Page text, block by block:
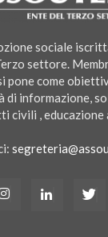
sociale
settore.
pone come
di informazione,
civili , educazione